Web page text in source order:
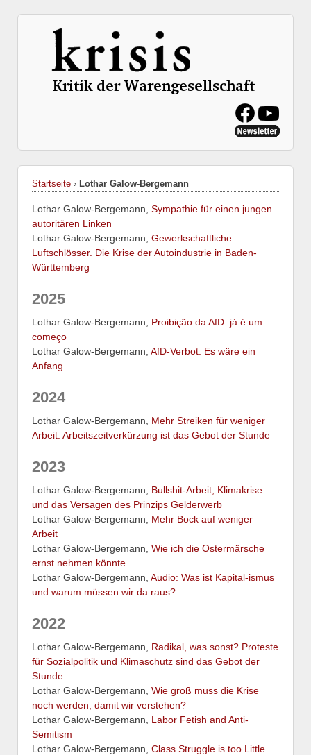
Startseite › Lothar Galow-Bergemann
Lothar Galow-Bergemann, Sympathie für einen jungen
autoritären Linken
Lothar Galow-Bergemann, Gewerkschaftliche
Luftschlösser. Die Krise der Autoindustrie in Baden-
Württemberg
2025
Lothar Galow-Bergemann, Proibição da AfD: já é um
começo
Lothar Galow-Bergemann, AfD-Verbot: Es wäre ein
Anfang
2024
Lothar Galow-Bergemann, Mehr Streiken für weniger
Arbeit. Arbeitszeitverkürzung ist das Gebot der Stunde
2023
Lothar Galow-Bergemann, Bullshit-Arbeit, Klimakrise
und das Versagen des Prinzips Gelderwerb
Lothar Galow-Bergemann, Mehr Bock auf weniger
Arbeit
Lothar Galow-Bergemann, Wie ich die Ostermärsche
ernst nehmen könnte
Lothar Galow-Bergemann, Audio: Was ist Kapital-ismus
und warum müssen wir da raus?
2022
Lothar Galow-Bergemann, Radikal, was sonst? Proteste
für Sozialpolitik und Klimaschutz sind das Gebot der
Stunde
Lothar Galow-Bergemann, Wie groß muss die Krise
noch werden, damit wir verstehen?
Lothar Galow-Bergemann, Labor Fetish and Anti-
Semitism
Lothar Galow-Bergemann, Class Struggle is too Little